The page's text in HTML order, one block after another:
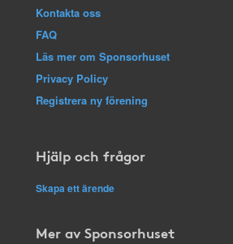
Kontakta oss
FAQ
Läs mer om Sponsorhuset
Privacy Policy
Registrera ny förening
Hjälp och frågor
Skapa ett ärende
Mer av Sponsorhuset